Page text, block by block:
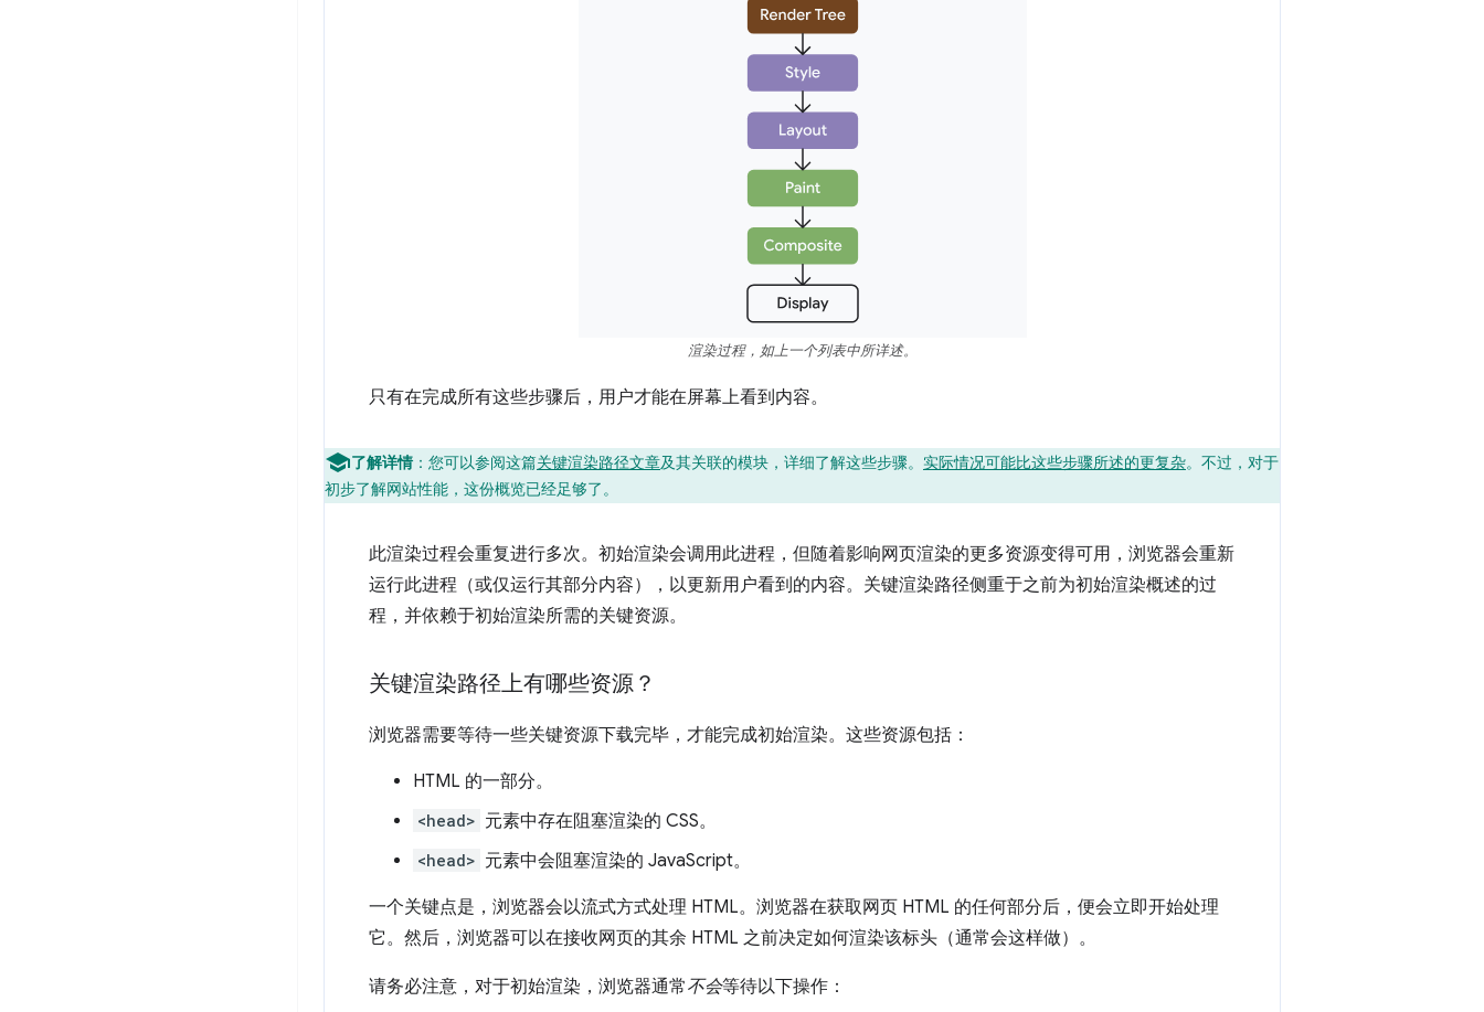
渲染过程，如上一个列表中所详述。
只有在完成所有这些步骤后，用户才能在屏幕上看到内容。
了解详情：您可以参阅这篇关键渲染路径文章及其关联的模块，详细了解这些步骤。 实际情况可能比这些步骤所述的更复杂。不过，对于
初步了解网站性能，这份概览已经足够了。
此渲染过程会重复进行多次。初始渲染会调用此进程，但随着影响网页渲染的更多资源变得可用，浏览器会重新
运行此进程（或仅运行其部分内容），以更新用户看到的内容。关键渲染路径侧重于之前为初始渲染概述的过
程，并依赖于初始渲染所需的关键资源。
关键渲染路径上有哪些资源？
浏览器需要等待一些关键资源下载完毕，才能完成初始渲染。这些资源包括：
HTML 的一部分。
<head> 元素中存在阻塞渲染的 CSS。
<head> 元素中会阻塞渲染的 JavaScript。
一个关键点是，浏览器会以流式方式处理 HTML。浏览器在获取网页 HTML 的任何部分后，便会立即开始处理
它。然后，浏览器可以在接收网页的其余 HTML 之前决定如何渲染该标头（通常会这样做）。
请务必注意，对于初始渲染，浏览器通常不会等待以下操作：